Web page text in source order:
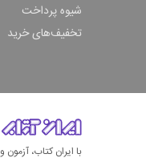
شیوه پرداخت
تخفیف‌های خرید
با ایران کتاب،